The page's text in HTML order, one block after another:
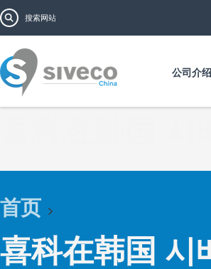
搜索表单
公司介绍
首页
喜科在韩国 시